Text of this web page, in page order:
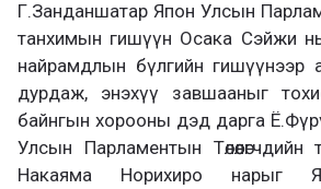
Г.Занданшатар Япон Улсын
танхимын гишүүн Осака Сэйжи
найрамдлын бүлгийн гишүүнээр
дурдаж, энэхүү завшааныг
байнгын хорооны дэд дарга
Улсын Парламентын
Накаяма Норихиро нарыг